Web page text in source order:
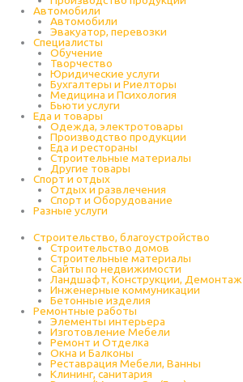
Автомобили
Автомобили
Эвакуатор, перевозки
Специалисты
Обучение
Творчество
Юридические услуги
Бухгалтеры и Риелторы
Медицина и Психология
Бьюти услуги
Еда и товары
Одежда, электротовары
Производство продукции
Еда и рестораны
Строительные материалы
Другие товары
Спорт и отдых
Отдых и развлечения
Спорт и Оборудование
Разные услуги
Строительство, благоустройство
Строительство домов
Строительные материалы
Сайты по недвижимости
Ландшафт, Конструкции, Демонтаж
Инженерные коммуникации
Бетонные изделия
Ремонтные работы
Элементы интерьера
Изготовление Мебели
Ремонт и Отделка
Окна и Балконы
Реставрация Мебели, Ванны
Клининг, санитария